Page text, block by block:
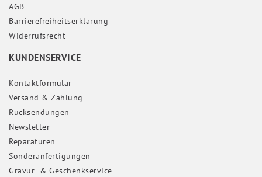
AGB
Barrierefreiheitserklärung
Widerrufs­recht
KUNDENSERVICE
Kontaktformular
Versand & Zahlung
Rücksendungen
Newsletter
Reparaturen
Sonderanfertigungen
Gravur- & Geschenkservice